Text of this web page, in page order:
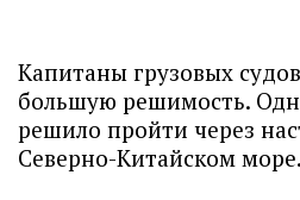
Капитаны грузовых
большую решимость.
решило пройти через
Северно-Китайском море.